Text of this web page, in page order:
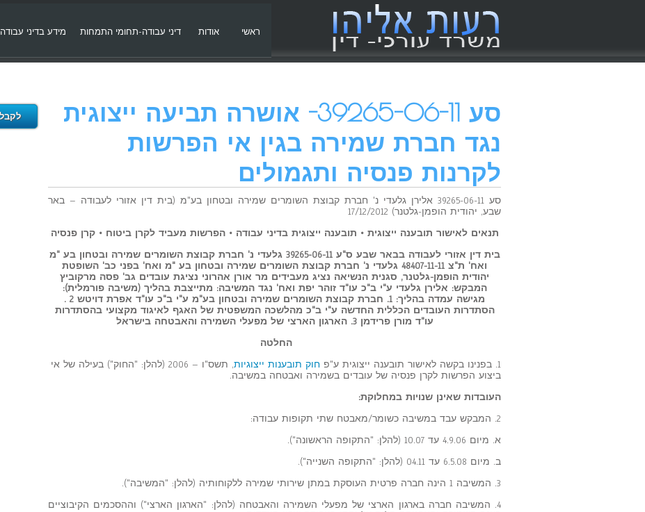
ראשי אודות דיני עבודה-תחומי התמחות מידע בדיני עבודה
סע 39265-06-11- אושרה תביעה ייצוגית
נגד חברת שמירה בגין אי הפרשות
לקרנות פנסיה ותגמולים
סע 39265-06-11 אלירן גלעדי נ' חברת קבוצת השומרים שמירה ובטחון בע"מ (בית דין אזורי לעבודה – באר
שבע, יהודית הופמן-גלטנר) 17/12/2012
תנאים לאישור תובענה ייצוגית • תובענה ייצוגית בדיני עבודה • הפרשות מעביד לקרן ביטוח • קרן פנסיה
בית דין אזורי לעבודה בבאר שבע ס"ע 39265-06-11 גלעדי נ' חברת קבוצת השומרים שמירה ובטחון בע "מ
ואח' ת"צ 48407-11-11 גלעדי נ' חברת קבוצת השומרים שמירה ובטחון בע "מ ואח' בפני כב' השופטת
יהודית הופמן-גלטנר, סגנית הנשיאה נציג מעבידים מר אורן אהרוני נציגת עובדים גב' פסה מרקוביץ
המבקש: אלירן גלעדי ע"י ב"כ עו"ד זוהר יפת ואח' נגד המשיבה: מתייצבת בהליך (משיבה פורמלית):
מגישה עמדה בהליך: 1. חברת קבוצת השומרים שמירה ובטחון בע"מ ע"י ב"כ עו"ד אפרת דויטש 2 .
הסתדרות העובדים הכללית החדשה ע"י ב"כ מהלשכה המשפטית של האגף לאיגוד מקצועי בהסתדרות
עו"ד מורן פרידמן 3. הארגון הארצי של מפעלי השמירה והאבטחה בישראל
החלטה
1. בפנינו בקשה לאישור תובענה ייצוגית ע"פ
חוק תובענות ייצוגיות
, תשס"ו – 2006 (להלן: "החוק") בעילה של אי
ביצוע הפרשות לקרן פנסיה של עובדים בשמירה ואבטחה במשיבה.
העובדות שאינן שנויות במחלוקת:
2. המבקש עבד במשיבה כשומר/מאבטח שתי תקופות עבודה:
א. מיום 4.9.06 עד 10.07 (להלן: "התקופה הראשונה").
ב. מיום 6.5.08 עד 04.11 (להלן: "התקופה השנייה").
3. המשיבה 1 הינה חברה פרטית העוסקת במתן שירותי שמירה ללקוחותיה (להלן: "המשיבה").
4. המשיבה חברה בארגון הארצי של מפעלי השמירה והאבטחה (להלן: "הארגון הארצי") וההסכמים הקיבוציים